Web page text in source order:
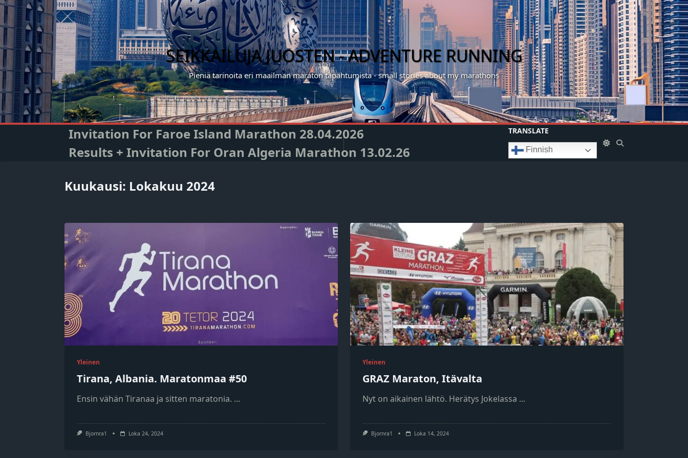
Skip
to
content
SEIKKAILUJA JUOSTEN - ADVENTURE RUNNING
Pieniä tarinoita eri maailman maraton tapahtumista - small stories about my marathons
Invitation For Faroe Island Marathon 28.04.2026
Results + Invitation For Oran Algeria Marathon 13.02.26
TRANSLATE
Finnish
Kuukausi: Lokakuu 2024
Yleinen
Tirana, Albania. Maratonmaa #50
Ensin vähän Tiranaa ja sitten maratonia. ...
Bjornra1 Loka 24, 2024
Yleinen
GRAZ Maraton, Itävalta
Nyt on aikainen lähtö. Herätys Jokelassa ...
Bjornra1 Loka 14, 2024